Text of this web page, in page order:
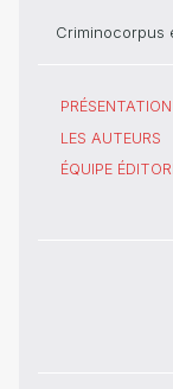
Criminocorpus
PRÉSENTATION
LES AUTEURS
ÉQUIPE